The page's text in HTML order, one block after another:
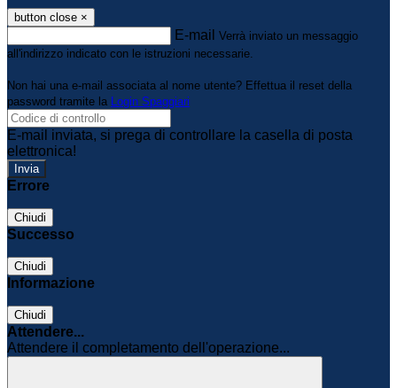
button close ×
E-mail Verrà inviato un messaggio
all'indirizzo indicato con le istruzioni necessarie.
Non hai una e-mail associata al nome utente? Effettua il reset della
password tramite la Login Spaggiari
E-mail inviata, si prega di controllare la casella di posta
elettronica!
Errore
Chiudi
Successo
Chiudi
Informazione
Chiudi
Attendere...
Attendere il completamento dell'operazione...